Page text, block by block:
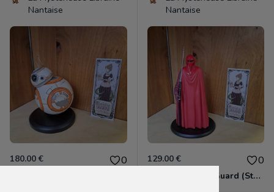
Nantaise
180.00 € 0
Nantaise
129.00 € 0
Statuette Royal Guard (Star Wars).